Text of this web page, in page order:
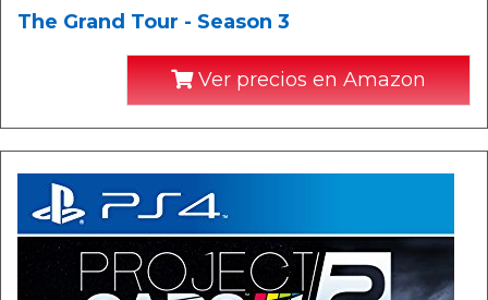
The Grand Tour - Season 3
Ver precios en Amazon